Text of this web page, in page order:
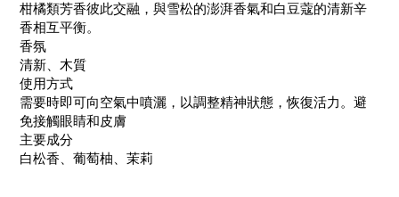
柑橘類芳香彼此交融，與雪松的澎湃香氣和白豆蔻的清新辛
香相互平衡。
香氛
清新、木質
使用方式
需要時即可向空氣中噴灑，以調整精神狀態，恢復活力。避
免接觸眼睛和皮膚
主要成分
白松香、葡萄柚、茉莉